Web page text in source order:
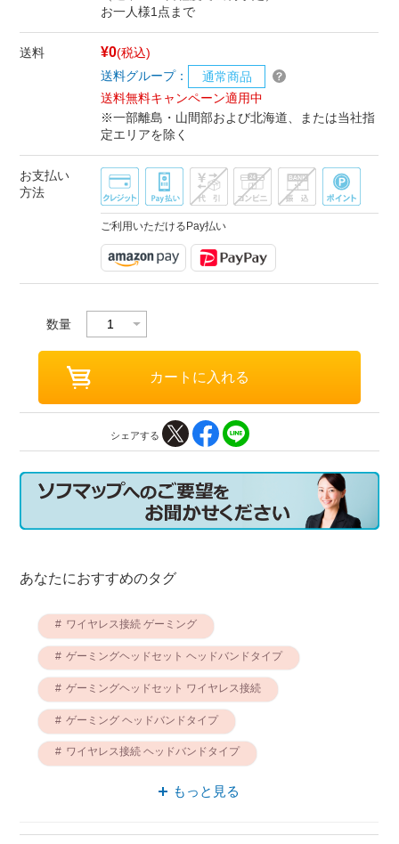
お一人様1点まで
送料 ¥0(税込)
送料グループ：
通常商品
送料無料キャンペーン適用中
※一部離島・山間部および北海道、または当社指
定エリアを除く
お支払い
方法
ご利用いただけるPay払い
数量
シェアする
あなたにおすすめのタグ
ワイヤレス接続 ゲーミング
ゲーミングヘッドセット ヘッドバンドタイプ
ゲーミングヘッドセット ワイヤレス接続
ゲーミング ヘッドバンドタイプ
ワイヤレス接続 ヘッドバンドタイプ
ゲーミングヘッド ヘッドバンドタイプ
もっと見る